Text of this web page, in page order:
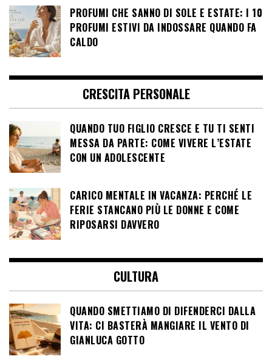
PROFUMI CHE SANNO DI SOLE E ESTATE: I 10
PROFUMI ESTIVI DA INDOSSARE QUANDO FA
CALDO
CRESCITA PERSONALE
QUANDO TUO FIGLIO CRESCE E TU TI SENTI
MESSA DA PARTE: COME VIVERE L’ESTATE
CON UN ADOLESCENTE
CARICO MENTALE IN VACANZA: PERCHÉ LE
FERIE STANCANO PIÙ LE DONNE E COME
RIPOSARSI DAVVERO
CULTURA
QUANDO SMETTIAMO DI DIFENDERCI DALLA
VITA: CI BASTERÀ MANGIARE IL VENTO DI
GIANLUCA GOTTO